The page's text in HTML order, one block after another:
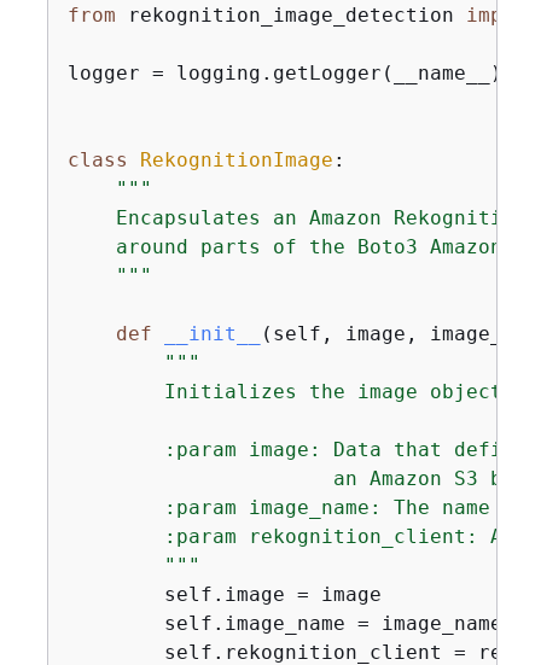
from rekognition_image_detection import
logger = logging.getLogger(__name__)
class RekognitionImage :
"""
Encapsulates an Amazon Rekognition
around parts of the Boto3 Amazon
    """
def __init__ ( self, image,
"""
        Initializes the image object.
:param image: Data that
an Amazon S3
:param image_name: The name of
:param rekognition_client: A
        """
        self.image = image
        self.image_name = image_name
self.rekognition_client =